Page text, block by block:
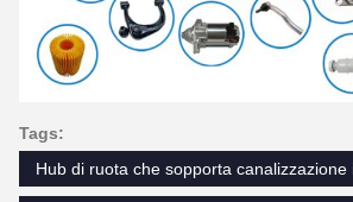
Tags:
Hub di ruota che sopporta canalizzazione